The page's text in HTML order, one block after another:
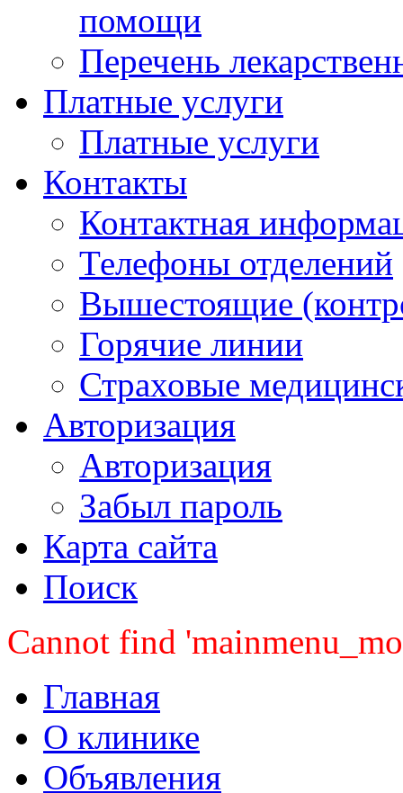
помощи
Перечень
Платные услуги
Платные услуги
Контакты
Контактная
Телефоны отделений
Вышестоящие
Горячие линии
Страховые
Авторизация
Авторизация
Забыл пароль
Карта сайта
Поиск
Cannot find
Главная
О клинике
Объявления